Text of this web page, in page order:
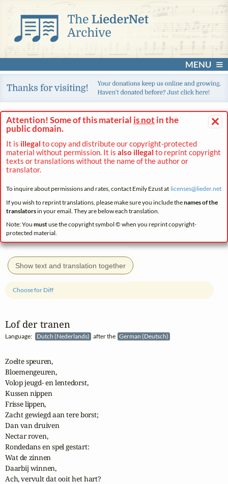
MENU
×
Attention! Some of this material is not in the
public domain.
It is illegal to copy and distribute our copyright-protected
material without permission. It is also illegal to reprint copyright
texts or translations without the name of the author or
translator.
To inquire about permissions and rates, contact Emily Ezust at licenses@lieder.net
If you wish to reprint translations, please make sure you include thenames of the
translatorsin your email. They are below each translation.
Note: You mustuse the copyright symbol © when you reprint copyright-
protected material.
Show text and translation together
Lof der tranen
Language: Dutch (Nederlands) after the German (Deutsch)
Choose for Diff
Zoelte speuren,
Bloemengeuren,
Volop jeugd- en lentedorst,
Kussen nippen
Frisse lippen,
Zacht gewiegd aan tere borst;
Dan van druiven
Nectar roven,
Rondedans en spel gestart:
Wat de zinnen
Daarbij winnen,
Ach, vervult dat ooit het hart?